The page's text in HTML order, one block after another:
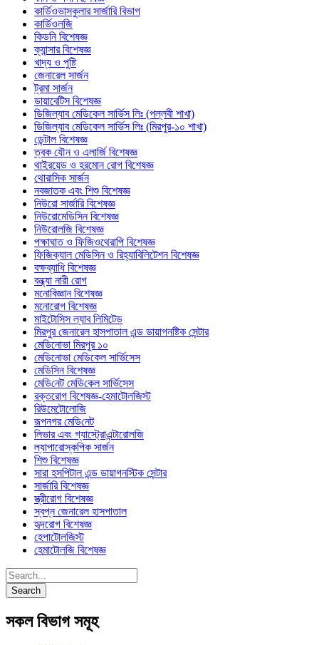
কার্ডিওভাসকুলার সার্জারি বিভাগ
কার্ডিওলজি
কিডনি বিশেষজ্ঞ
ক্যান্সার বিশেষজ্ঞ
খাদ্য ও পুষ্টি
জেনারেল সার্জন
ট্রমা সার্জন
ডায়াবেটিস বিশেষজ্ঞ
ডিজিল্যাব মেডিকেল সার্ভিস লিঃ (পল্লবী শাখা)
ডিজিল্যাব মেডিকেল সার্ভিস লিঃ (মিরপুর-১০ শাখা)
ডেন্টাল বিশেষজ্ঞ
ত্বক যৌন ও এলার্জি বিশেষজ্ঞ
থাইরয়েড ও হরমোন রোগ বিশেষজ্ঞ
থোরাসিক সার্জন
নবজাতক এবং শিশু বিশেষজ্ঞ
নিউরো সার্জারি বিশেষজ্ঞ
নিউরোমেডিসিন বিশেষজ্ঞ
নিউরোলজি বিশেষজ্ঞ
পক্ষাঘাত ও ফিজিওথেরাপি বিশেষজ্ঞ
ফিজিক্যাল মেডিসিন ও রিহ্যাবিলিটেশন বিশেষজ্ঞ
বক্ষব্যাধি বিশেষজ্ঞ
বন্ধ্যা নারী রোগ
মনোবিজ্ঞান বিশেষজ্ঞ
মনোরোগ বিশেষজ্ঞ
মাইটোসিস ল্যাব লিমিটেড
মিরপুর জেনারেল হাসপাতাল এন্ড ডায়াগনষ্টিক সেন্টার
মেডিনোভা মিরপুর ১০
মেডিনোভা মেডিকেল সার্ভিসেস
মেডিসিন বিশেষজ্ঞ
মে‌ডি‌নেট মে‌ডি‌কেল সা‌র্ভিসেস
রক্তরোগ বিশেষজ্ঞ-হেমাটোলজিস্ট
রিউমেটোলোজি
রূপনগর মে‌ডি‌নেট
লিভার এবং গ্যাস্ট্রোএন্টারোলজি
ল্যাপারোস্কপিক সার্জন
শিশু বিশেষজ্ঞ
সারা হসপিটাল এন্ড ডায়াগনস্টিক সেন্টার
সার্জারি বিশেষজ্ঞ
স্ত্রীরোগ বিশেষজ্ঞ
স্বপ্ন জেনারেল হাসপাতাল
হৃদরোগ বিশেষজ্ঞ
হেপাটোলজিস্ট
হেমাটোলজি বিশেষজ্ঞ
সকল বিভাগ সমূহ